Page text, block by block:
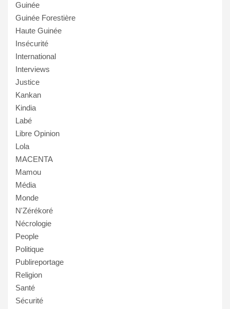
Guinée
Guinée Forestière
Haute Guinée
Insécurité
International
Interviews
Justice
Kankan
Kindia
Labé
Libre Opinion
Lola
MACENTA
Mamou
Média
Monde
N'Zérékoré
Nécrologie
People
Politique
Publireportage
Religion
Santé
Sécurité